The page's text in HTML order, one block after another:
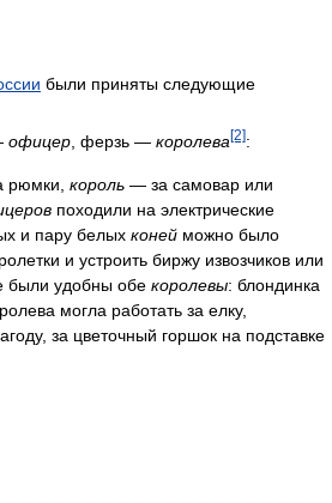
были приняты следующие
офицер , ферзь — королева [2]:
рюмки, король — за самовар или
походили на электрические
и пару белых коней можно было
и устроить биржу извозчиков или
были удобны обе королевы: блондинка
могла работать за елку,
за цветочный горшок на подставке